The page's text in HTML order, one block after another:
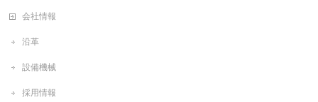
会社情報
沿革
設備機械
採用情報